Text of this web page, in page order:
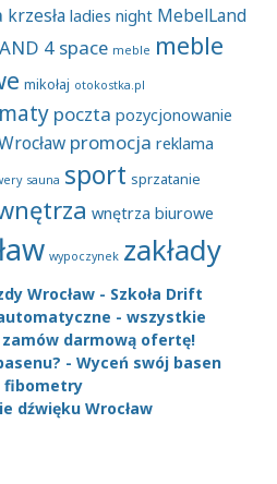
krzesła ladies night MebelLand
4 space meble meble
mikołaj otokostka.pl
poczta pozycjonowanie
promocja reklama
sauna sport sprzatanie
wnętrza biurowe
wypoczynek zakłady
Wrocław - Szkoła Drift
- wszystkie
darmową ofertę!
- Wyceń swój basen
fibometry
dźwięku Wrocław